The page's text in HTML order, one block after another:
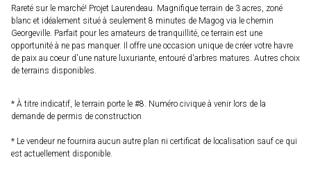
Rareté sur le marché! Projet Laurendeau. Magnifique terrain de 3 acres, zoné
blanc et idéalement situé à seulement 8 minutes de Magog via le chemin
Georgeville. Parfait pour les amateurs de tranquillité, ce terrain est une
opportunité à ne pas manquer. Il offre une occasion unique de créer votre havre
de paix au coeur d'une nature luxuriante, entouré d'arbres matures. Autres choix
de terrains disponibles.
* À titre indicatif, le terrain porte le #8. Numéro civique à venir lors de la
demande de permis de construction
* Le vendeur ne fournira aucun autre plan ni certificat de localisation sauf ce qui
est actuellement disponible.